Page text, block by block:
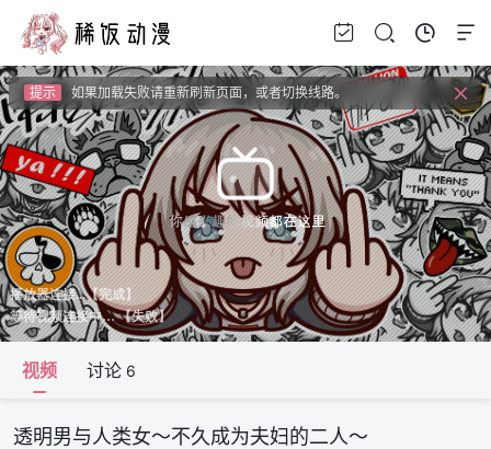
提示
视频载入速度跟网速有关，请耐心等待几秒钟。
提示
提示
如果加载失败请重新刷新页面，或者切换线路。
提示
视频载入速度跟网速有关，请耐心等待几秒钟。
提示
如果无法播放请安装HEVC拓展，具体请百度
视频 讨论 6
透明男与人类女～不久成为夫妇的二人～